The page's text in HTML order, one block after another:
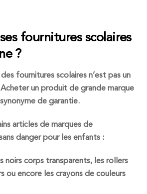
fournitures scolaires
?
fournitures scolaires n’est pas un
un produit de grande marque
de garantie.
articles de marques de
danger pour les enfants :
noirs corps transparents, les rollers
ou encore les crayons de couleurs